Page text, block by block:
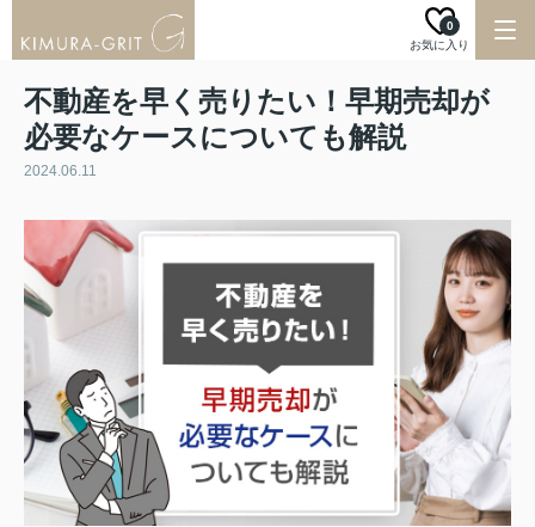
お気に入り
0
不動産を早く売りたい！早期売却が
必要なケースについても解説
2024.06.11